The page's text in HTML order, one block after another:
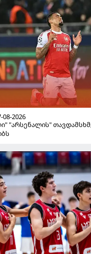
08-2026
"არსენალის"